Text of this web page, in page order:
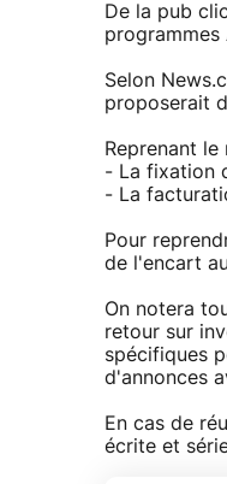
De la pub
programmes
Selon
proposerait
Reprenant
- La fixation
- La
Pour
de l'encart
On notera
retour sur
spécifiques
d'annonces
En cas de
écrite et